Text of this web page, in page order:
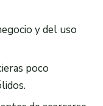
y del uso
poco